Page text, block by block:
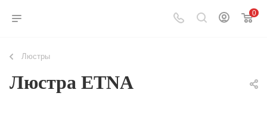
0
Люстры
Люстра ETNA